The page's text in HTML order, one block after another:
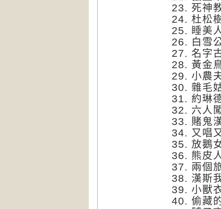
23. 死神
24. 杜松
25. 睡美
26. 白雪
27. 名字
28. 黃金
29. 小農
30. 雜毛
31. 約琳
32. 六人
33. 賭鬼
34. 又唱
35. 放鵝
36. 熊皮
37. 兩個
38. 漢斯
39. 小獸
40. 偷藏